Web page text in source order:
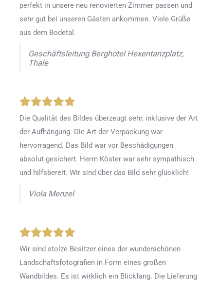
perfekt in unsere neu renovierten Zimmer passen und
sehr gut bei unseren Gästen ankommen. Viele Grüße
aus dem Bodetal.
Geschäftsleitung Berghotel Hexentanzplatz,
Thale
Die Qualität des Bildes überzeugt sehr, inklusive der Art
der Aufhängung. Die Art der Verpackung war
hervorragend. Das Bild war vor Beschädigungen
absolut gesichert. Herrn Köster war sehr sympathisch
und hilfsbereit. Wir sind über das Bild sehr glücklich!
Viola Menzel
Wir sind stolze Besitzer eines der wunderschönen
Landschaftsfotografien in Form eines großen
Wandbildes. Es ist wirklich ein Blickfang. Die Lieferung